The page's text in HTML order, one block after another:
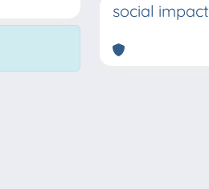
social impact